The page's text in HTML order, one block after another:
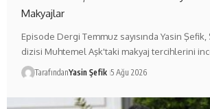
Makyajlar
Episode Dergi Temmuz sayısında Yasin
dizisi Muhtemel Aşk'taki makyaj tercihlerini
TarafındanYasin Şefik 5 Ağu 2026